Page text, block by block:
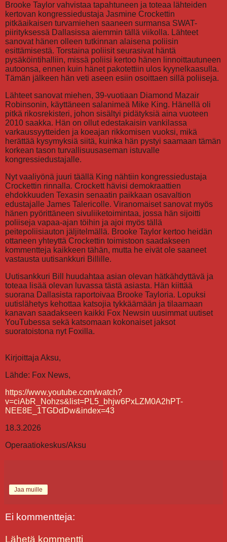
Brooke Taylor vahvistaa tapahtuneen ja toteaa lähteiden
kertovan kongressiedustaja Jasmine Crockettin
pitkäaikaisen turvamiehen saaneen surmansa SWAT-
piirityksessä Dallasissa aiemmin tällä viikolla. Lähteet
sanovat hänen olleen tutkinnan alaisena poliisin
esittämisestä. Torstaina poliisit seurasivat häntä
pysäköintihalliin, missä poliisi kertoo hänen linnoittautuneen
autoonsa, ennen kuin hänet pakotettiin ulos kyynelkaasulla.
Tämän jälkeen hän veti aseen esiin osoittaen sillä poliiseja.
Lähteet sanovat miehen, 39-vuotiaan Diamond Mazair
Robinsonin, käyttäneen salanimeä Mike King. Hänellä oli
pitkä rikosrekisteri, johon sisältyi pidätyksiä aina vuoteen
2010 saakka. Hän on ollut edestakaisin vankilassa
varkaussyytteiden ja koeajan rikkomisen vuoksi, mikä
herättää kysymyksiä siitä, kuinka hän pystyi saamaan tämän
korkean tason turvallisuusaseman istuvalle
kongressiedustajalle.
Nyt vaaliyönä juuri täällä King nähtiin kongressiedustaja
Crockettin rinnalla. Crockett hävisi demokraattien
ehdokkuuden Texasin senaatin paikkaan osavaltion
edustajalle James Talericolle. Viranomaiset sanovat myös
hänen pyörittäneen sivuliiketoimintaa, jossa hän sijoitti
poliiseja vapaa-ajan töihin ja ajoi myös tällä
peitepoliisiauton jäljitelmällä. Brooke Taylor kertoo heidän
ottaneen yhteyttä Crockettin toimistoon saadakseen
kommentteja kaikkeen tähän, mutta he eivät ole saaneet
vastausta uutisankkuri Billille.
Uutisankkuri Bill huudahtaa asian olevan hätkähdyttävä ja
toteaa lisää olevan luvassa tästä asiasta. Hän kiittää
suorana Dallasista raportoivaa Brooke Tayloria. Lopuksi
uutislähetys kehottaa katsojia tykkäämään ja tilaamaan
kanavan saadakseen kaikki Fox Newsin uusimmat uutiset
YouTubessa sekä katsomaan kokonaiset jaksot
suoratoistona nyt Foxilla.
Kirjoittaja Aksu,
Lähde: Fox News,
https://www.youtube.com/watch?
v=ciAbR_Nohzs&list=PL5_bhjw6PxLZM0A2hPT-
NEE8E_1TGDdDw&index=43
18.3.2026
Operaatiokeskus/Aksu
Jaa muille
Ei kommentteja:
Lähetä kommentti